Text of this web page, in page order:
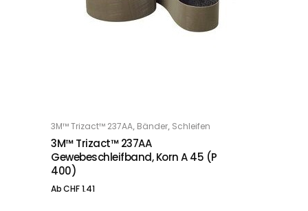
OPTIONS
3M™ Trizact™ 237AA, Bänder, Schleifen
3M™ Trizact™ 237AA
Gewebeschleifband, Korn A 45 (P
400)
AbCHF1.41